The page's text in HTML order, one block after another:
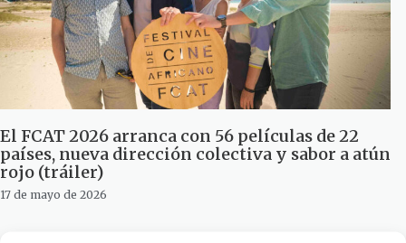
El FCAT 2026 arranca con 56 películas de 22
países, nueva dirección colectiva y sabor a atún
rojo (tráiler)
17 de mayo de 2026